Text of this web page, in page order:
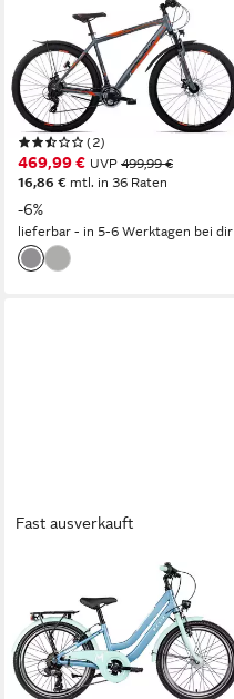
Kinderfahrrad Adventure 29
Disc
53 cm Rahmenhöhe
21 Gänge
120 kg Zul. Gesamtgewicht
(2)
469,99 € UVP 499,99 €
16,86 € mtl. in 36 Raten
-6%
lieferbar - in 5-6 Werktagen bei dir
Fast ausverkauft
Kinderfahrrad Maxim Luna
20-7
28 cm Rahmenhöhe
7 Gänge
80 kg Zul. Gesamtgewicht